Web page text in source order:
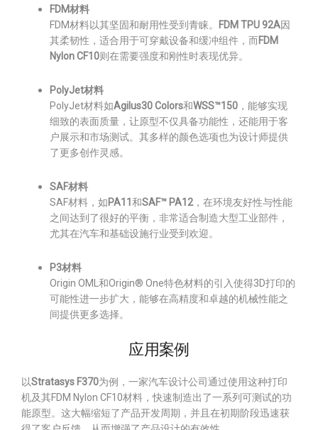
FDM材料
FDM材料以其坚固和耐用性受到青睐。
FDM TPU 92A因
其柔韧性，适合用于可穿戴设备和缓冲组件，而FDM
Nylon CF10则在需要强度和刚性时表现优异。
PolyJet材料
PolyJet材料如Agilus30 Colors和WSS™150 ，能够实现
细致的表面质量，让原型不仅具备功能性，还能用于客
户展示和市场测试。其多样的颜色选项也为设计师提供
了更多创作灵感。
SAF材料
SAF材料，如PA11 和SAF™ PA12，在环境友好性与性能
之间达到了很好的平衡，非常适合制造大型工业部件，
尤其在汽车和基础设施行业受到欢迎。
P3材料
Origin OML和Origin® One特色材料的引入使得3D打印的
可能性进一步扩大，能够在高精度和卓越的机械性能之
间提供更多选择。
应用案例
以Stratasys F370为例，一家汽车设计公司通过使用这种打印
机及其FDM Nylon CF10材料，快速制造出了一系列可测试的功
能原型。这大幅缩短了产品开发周期，并且在初期阶段迅速获